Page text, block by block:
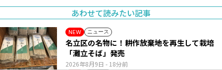
あわせて読みたい記事
NEW ニュース
2026年8月9日 - 18分前
名立区の名物に！耕作放棄地を再生して栽培
「灘立そば」発売